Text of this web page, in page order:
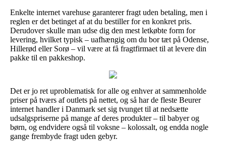
Enkelte internet varehuse garanterer fragt uden betaling, men i
reglen er det betinget af at du bestiller for en konkret pris.
Derudover skulle man udse dig den mest letkøbte form for
levering, hvilket typisk – uafhængig om du bor tæt på Odense,
Hillerød eller Sorø – vil være at få fragtfirmaet til at levere din
pakke til en pakkeshop.
Det er jo ret uproblematisk for alle og enhver at sammenholde
priser på tværs af outlets på nettet, og så har de fleste Beurer
internet handler i Danmark set sig tvunget til at nedsætte
udsalgspriserne på mange af deres produkter – til babyer og
børn, og endvidere også til voksne – kolossalt, og endda nogle
gange frembyde fragt uden gebyr.